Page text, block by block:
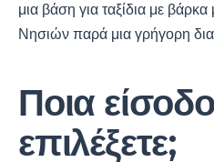
μια βάση για ταξίδια με
Νησιών παρά μια γρήγορη
Ποια
επιλέξετε;